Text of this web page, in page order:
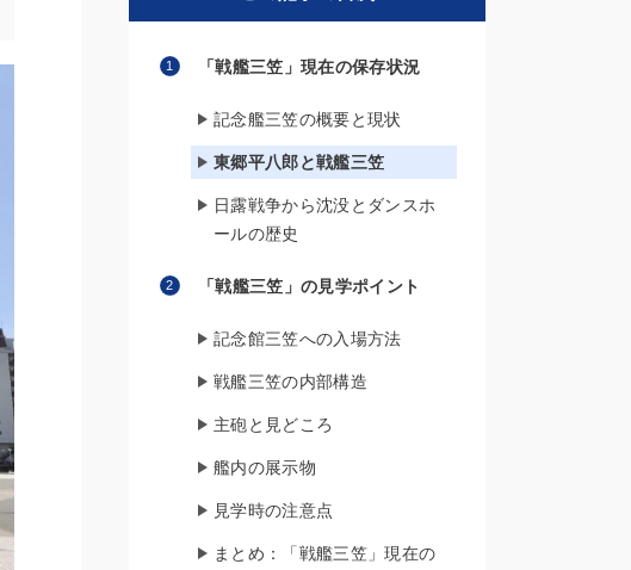
「戦艦三笠」現在の保存状況
記念艦三笠の概要と現状
東郷平八郎と戦艦三笠
日露戦争から沈没とダンスホ
ールの歴史
「戦艦三笠」の見学ポイント
記念館三笠への入場方法
戦艦三笠の内部構造
主砲と見どころ
艦内の展示物
見学時の注意点
まとめ：「戦艦三笠」現在の